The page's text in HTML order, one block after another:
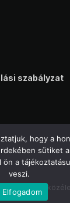
szabályzat
online
hogy a
sütiket
ön a
veszi.
Elfogadom